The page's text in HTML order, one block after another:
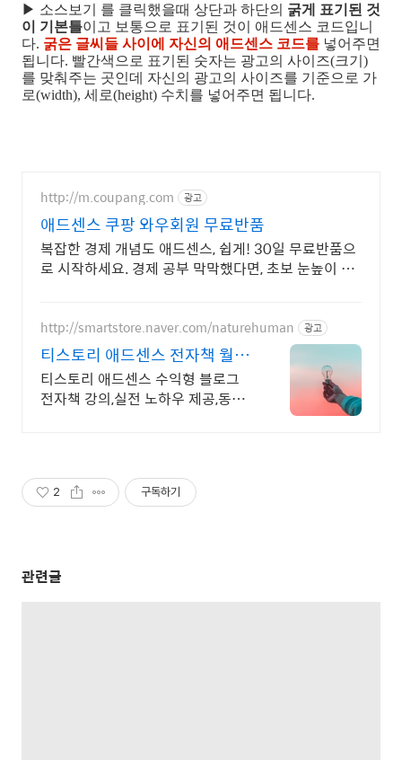
▶ 소스보기 를 클릭했을때 상단과 하단의 굵게 표기된 것
이 기본틀이고 보통으로 표기된 것이 애드센스 코드입니
다. 굵은 글씨들 사이에 자신의 애드센스 코드를 넣어주면
됩니다. 빨간색으로 표기된 숫자는 광고의 사이즈(크기)
를 맞춰주는 곳인데 자신의 광고의 사이즈를 기준으로 가
로(width), 세로(height) 수치를 넣어주면 됩니다.
http://m.coupang.com 광고
애드센스 쿠팡 와우회원 무료반품
복잡한 경제 개념도 애드센스, 쉽게! 30일 무료반품으
로 시작하세요. 경제 공부 막막했다면, 초보 눈높이 책
http://smartstore.naver.com/naturehuman 광고
티스토리 애드센스 전자책 월
100만원 고정 수익발생!
티스토리 애드센스 수익형 블로그
전자책 강의,실전 노하우 제공,동영
2 구독하기
관련글